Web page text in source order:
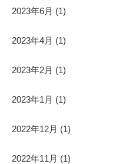
2023年6月 (1)
2023年4月 (1)
2023年2月 (1)
2023年1月 (1)
2022年12月 (1)
2022年11月 (1)